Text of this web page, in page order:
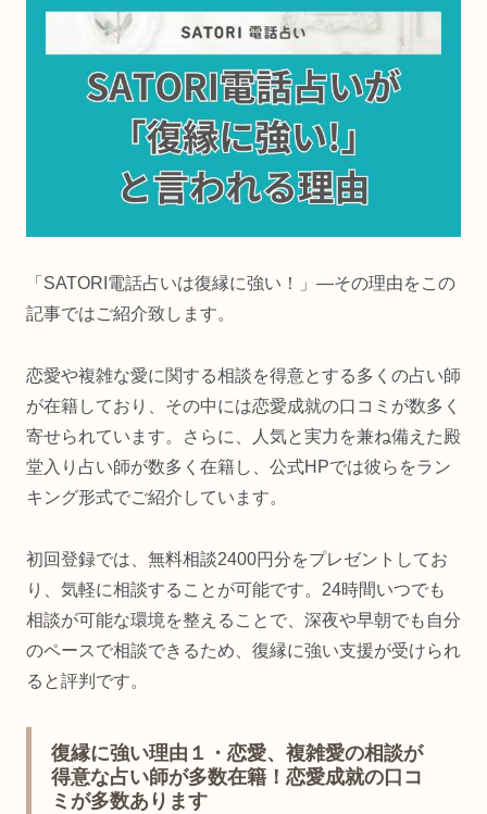
「SATORI電話占いは復縁に強い！」―その理由をこの
記事ではご紹介致します。
恋愛や複雑な愛に関する相談を得意とする多くの占い師
が在籍しており、その中には恋愛成就の口コミが数多く
寄せられています。さらに、人気と実力を兼ね備えた殿
堂入り占い師が数多く在籍し、公式HPでは彼らをラン
キング形式でご紹介しています。
初回登録では、無料相談2400円分をプレゼントしてお
り、気軽に相談することが可能です。24時間いつでも
相談が可能な環境を整えることで、深夜や早朝でも自分
のペースで相談できるため、復縁に強い支援が受けられ
ると評判です。
復縁に強い理由１・恋愛、複雑愛の相談が
得意な占い師が多数在籍！恋愛成就の口コ
ミが多数あります